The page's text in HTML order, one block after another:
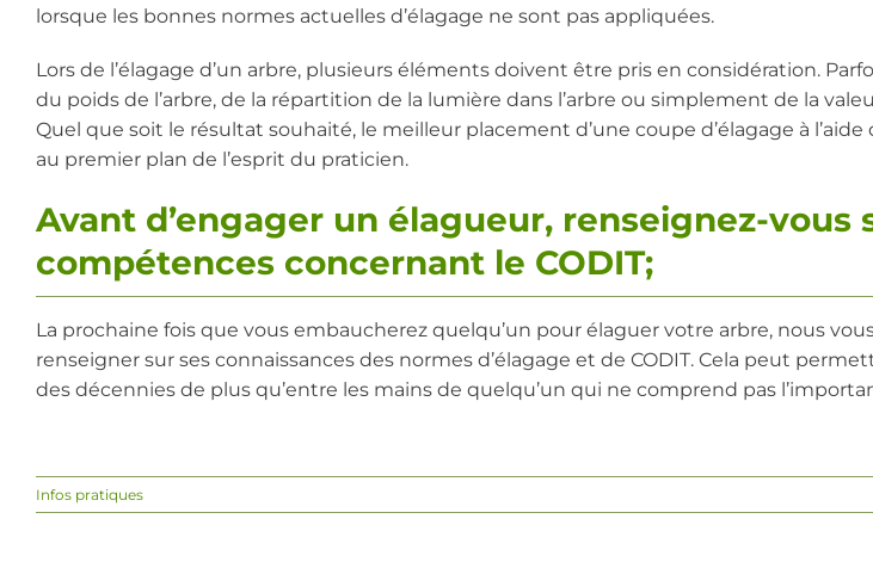
lorsque les bonnes normes actuelles d’élagage ne sont pas appliquées.
Lors de l’élagage d’un arbre, plusieurs éléments doivent être pris en considération.
du poids de l’arbre, de la répartition de la lumière dans l’arbre ou simplement de la
Quel que soit le résultat souhaité, le meilleur placement d’une coupe d’élagage à
au premier plan de l’esprit du praticien.
Avant d’engager un élagueur, renseignez-vous
compétences concernant le CODIT;
La prochaine fois que vous embaucherez quelqu’un pour élaguer votre arbre, nous
renseigner sur ses connaissances des normes d’élagage et de CODIT. Cela peut
des décennies de plus qu’entre les mains de quelqu’un qui ne comprend pas
Infos pratiques